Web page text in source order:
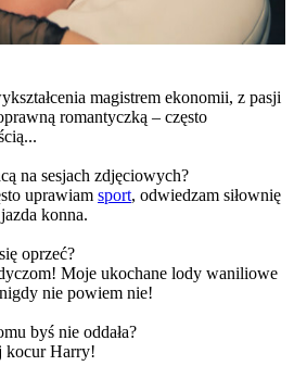
magistrem ekonomii, z pasji
romantyczką – często
na sesjach zdjęciowych?
uprawiam sport, odwiedzam siłownię
konna.
oprzeć?
Moje ukochane lody waniliowe
nie powiem nie!
byś nie oddała?
kocur Harry!